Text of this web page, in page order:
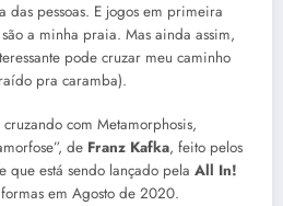
das pessoas. E jogos em primeira
a minha praia. Mas ainda assim,
pode cruzar meu caminho
pra caramba).
com Metamorphosis,
de Franz Kafka, feito pelos
e que está sendo lançado pela All In!
em Agosto de 2020.